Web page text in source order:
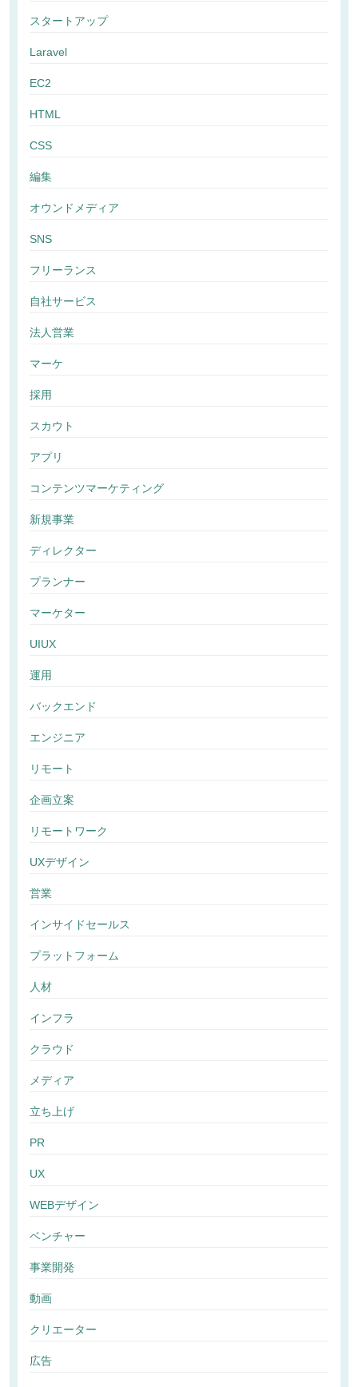
スタートアップ
Laravel
EC2
HTML
CSS
編集
オウンドメディア
SNS
フリーランス
自社サービス
法人営業
マーケ
採用
スカウト
アプリ
コンテンツマーケティング
新規事業
ディレクター
プランナー
マーケター
UIUX
運用
バックエンド
エンジニア
リモート
企画立案
リモートワーク
UXデザイン
営業
インサイドセールス
プラットフォーム
人材
インフラ
クラウド
メディア
立ち上げ
PR
UX
WEBデザイン
ベンチャー
事業開発
動画
クリエーター
広告